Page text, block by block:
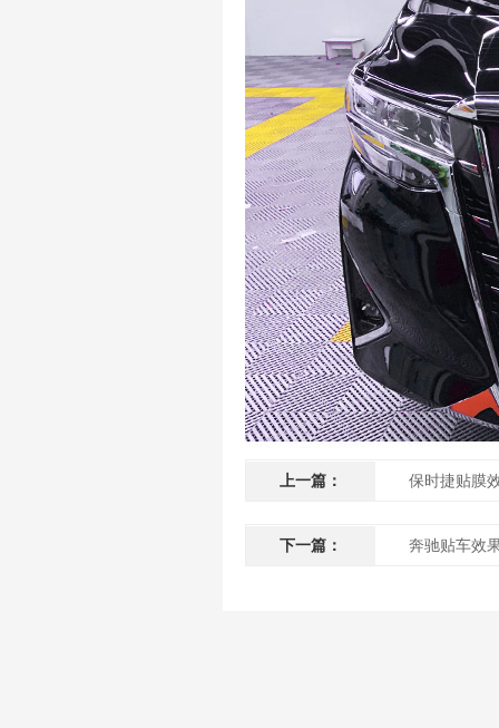
上一篇： 保时捷贴膜
下一篇： 奔驰贴车效